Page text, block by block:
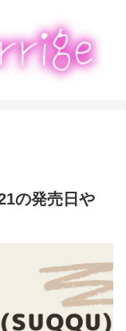
の発売日や